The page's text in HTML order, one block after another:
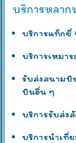
บริการหลา
บริการแท็กซี่
บริการเหมา
รับส่งสนามบิ
บินอื่น ๆ
บริการรับส่ง
บริการนำเที่